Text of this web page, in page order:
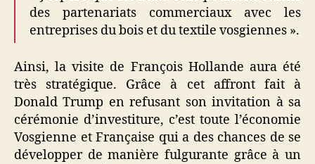
des partenariats commerciaux avec les
entreprises du bois et du textile vosgiennes ».
Ainsi, la visite de François Hollande aura été
très stratégique. Grâce à cet affront fait à
Donald Trump en refusant son invitation à sa
cérémonie d’investiture, c’est toute l’économie
Vosgienne et Française qui a des chances de se
développer de manière fulgurante grâce à un